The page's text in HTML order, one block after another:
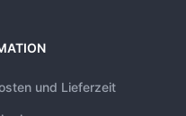
und Lieferzeit